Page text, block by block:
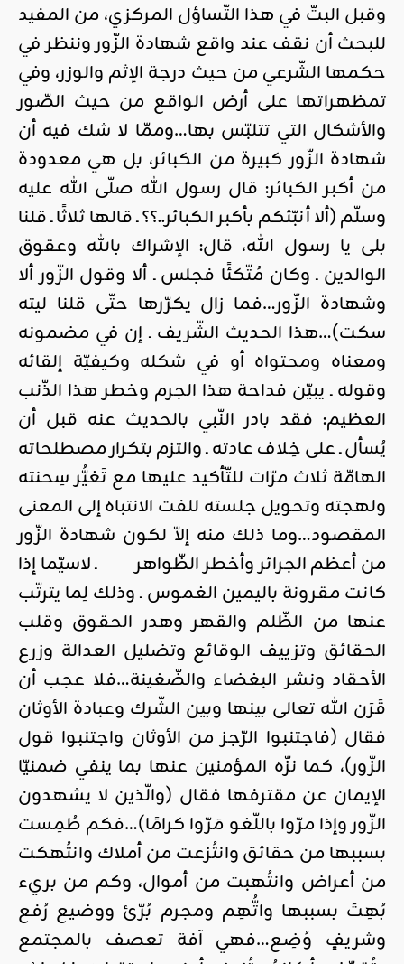
وقبل البتّ في هذا التّساؤل المركزي، من المفيد
للبحث أن نقف عند واقع شهادة الزّور وننظر في
حكمها الشّرعي من حيث درجة الإثم والوزر، وفي
تمظهراتها على أرض الواقع من حيث الصّور
والأشكال التي تتلبّس بها…وممّا لا شك فيه أن
شهادة الزّور كبيرة من الكبائر، بل هي معدودة
من أكبر الكبائر: قال رسول الله صلّى الله عليه
وسلّم (ألا أنبّئكم بأكبر الكبائر..؟؟ ـ قالها ثلاثًا ـ قلنا
بلى يا رسول الله، قال: الإشراك بالله وعقوق
الوالدين ـ وكان مُتّكئًا فجلس ـ ألا وقول الزّور ألا
وشهادة الزّور…فما زال يكرّرها حتّى قلنا ليته
سكت)…هذا الحديث الشّريف ـ إن في مضمونه
ومعناه ومحتواه أو في شكله وكيفيّة إلقائه
وقوله ـ يبيّن فداحة هذا الجرم وخطر هذا الذّنب
العظيم: فقد بادر النّبي بالحديث عنه قبل أن
يُسأل ـ على خِلاف عادته ـ والتزم بتكرار مصطلحاته
الهامّة ثلاث مرّات للتّأكيد عليها مع تَغيُّر سِحنته
ولهجته وتحويل جلسته للفت الانتباه إلى المعنى
المقصود…وما ذلك منه إلاّ لكون شهادة الزّور
من أعظم الجرائر وأخطر الظّواهر ـ لاسيّما إذا
كانت مقرونة باليمين الغموس ـ وذلك لِما يترتّب
عنها من الظّلم والقهر وهدر الحقوق وقلب
الحقائق وتزييف الوقائع وتضليل العدالة وزرع
الأحقاد ونشر البغضاء والضّغينة…فلا عجب أن
قَرَن الله تعالى بينها وبين الشّرك وعبادة الأوثان
فقال (فاجتنبوا الرّجز من الأوثان واجتنبوا قول
الزّور)، كما نزّه المؤمنين عنها بما ينفي ضمنيّا
الإيمان عن مقترفها فقال (والّذين لا يشهدون
الزّور وإذا مرّوا باللّغو مَرّوا كرامًا)…فكم طُمِست
بسببها من حقائق وانتُزعت من أملاك وانتُهكت
من أعراض وانتُهبت من أموال، وكم من بريء
بُهِتَ بسببها واتُّهِم ومجرم بُرّئ ووضيع رُفع
وشريفٍ وُضِع…فهي آفة تعصف بالمجتمع